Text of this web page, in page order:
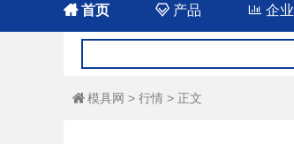
首页  产品 企业
 模具网 > 行情 > 正文